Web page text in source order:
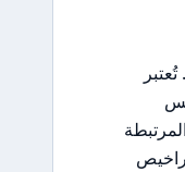
Pegasus Securities S.A. تُعتبر